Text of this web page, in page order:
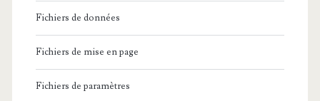
Fichiers de données
Fichiers de mise en page
Fichiers de paramètres